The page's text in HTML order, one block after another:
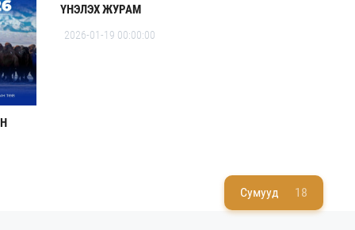
Сумууд 18
ҮНЭЛЭХ ЖУРАМ
2026-01-19 00:00:00